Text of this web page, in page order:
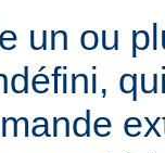
un ou